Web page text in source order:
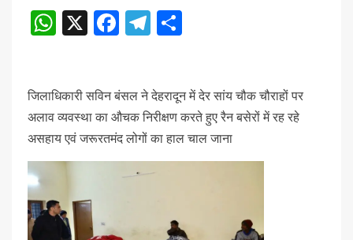
WhatsApp
X Facebook
Telegram
जिलाधिकारी सविन बंसल ने देहरादून में देर सांय चौक चौराहों पर
अलाव व्यवस्था का औचक निरीक्षण करते हुए रैन बसेरों में रह रहे
असहाय एवं जरूरतमंद लोगों का हाल चाल जाना